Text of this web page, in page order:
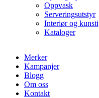
Oppvask
Serveringsutstyr
Interiør og
Kataloger
Merker
Kampanjer
Blogg
Om oss
Kontakt